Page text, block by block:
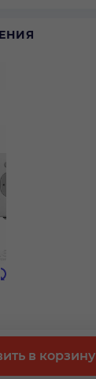
в корзину